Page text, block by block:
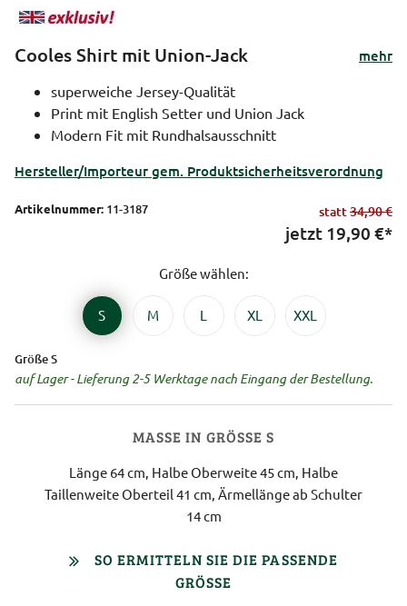
Cooles Shirt mit Union-Jack
mehr
superweiche Jersey-Qualität
Print mit English Setter und Union Jack
Modern Fit mit Rundhalsausschnitt
Hersteller/Importeur gem. Produktsicherheitsverordnung
Artikelnummer: 11-3187 statt34,90 €
jetzt 19,90 €*
Größe wählen:
S M L XL XXL
Größe S
auf Lager - Lieferung 2-5 Werktage nach Eingang der Bestellung.
MASSE IN GRÖSSE S
Länge 64 cm, Halbe Oberweite 45 cm, Halbe
Taillenweite Oberteil 41 cm, Ärmellänge ab Schulter
14 cm
SO ERMITTELN SIE DIE PASSENDE
GRÖSSE